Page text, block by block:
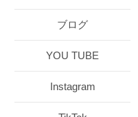
ブログ
YOU TUBE
Instagram